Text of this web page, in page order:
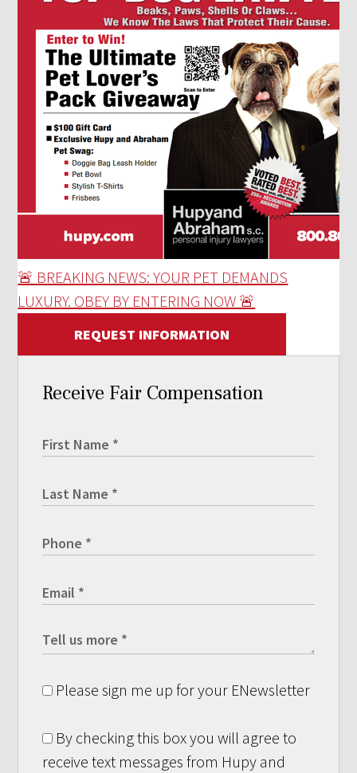
🚨 BREAKING NEWS: YOUR PET DEMANDS
LUXURY. OBEY BY ENTERING NOW 🚨
REQUEST INFORMATION
Receive Fair Compensation
Please sign me up for your ENewsletter
By checking this box you will agree to
receive text messages from Hupy and